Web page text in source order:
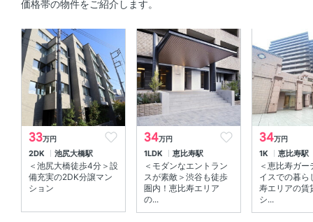
オートロック 、 ＴＶモニタ付きインターホン 、 防犯カメ
ラ
室内設備
室内洗濯機置場 、 エアコン
部屋の特徴
バルコニー 、 南向き 、 全居室フローリング 、 角部屋 、
最上階 、 シューズインクローゼット 、 ウォークインクロ
ーゼット 、 リビング15帖以上
価格帯の物件をご紹介します。
33万円
2DK 池尻大橋駅
＜池尻大橋徒歩4分＞設
備充実の2DK分譲マン
ション
34万円
1LDK 恵比寿駅
＜モダンなエントラン
スが素敵＞渋谷も徒歩
圏内！恵比寿エリア
の...
34万円
1K 恵比寿駅
＜恵比寿ガー
イスでの暮ら
寿エリアの賃
シ...